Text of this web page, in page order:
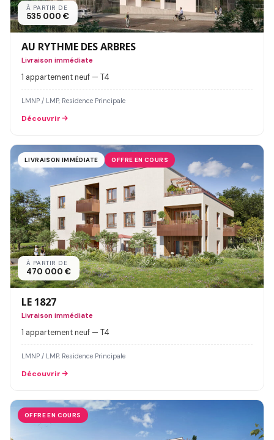
À PARTIR DE
535 000 €
AU RYTHME DES ARBRES
Livraison immédiate
1 appartement neuf — T4
LMNP / LMP, Residence Principale
Découvrir
LIVRAISON IMMÉDIATE OFFRE EN COURS
À PARTIR DE
470 000 €
LE 1827
Livraison immédiate
1 appartement neuf — T4
LMNP / LMP, Residence Principale
Découvrir
OFFRE EN COURS